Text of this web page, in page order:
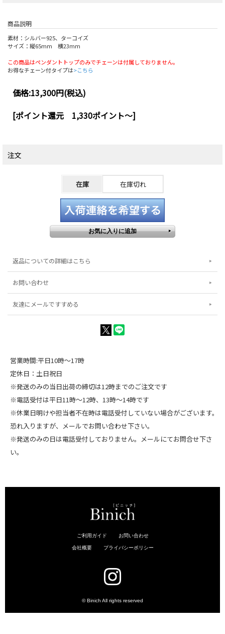
商品説明
素材：シルバー925、ターコイズ
サイズ：縦65mm 横23mm
この商品はペンダントトップのみでチェーンは付属しておりません。
お得なチェーン付タイプは>こちら
価格:13,300円(税込)
[ポイント還元 1,330ポイント～]
注文
在庫 在庫切れ
返品についての詳細はこちら
お問い合わせ
友達にメールですすめる
営業時間:平日10時～17時
定休日：土日祝日
※発送のみの当日出荷の締切は12時までのご注文です
※電話受付は平日11時～12時、13時～14時です
※休業日明けや担当者不在時は電話受付していない場合がございます。
恐れ入りますが、メールでお問い合わせ下さい。
※発送のみの日は電話受付しておりません。メールにてお問合せ下さ
い。